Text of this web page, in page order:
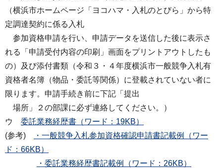
（横浜市ホームページ「ヨコハマ・入札のとびら」から特
定調達契約に係る入札
参加資格申請を行い、申請データを送信した後に表示さ
れる「申請受付内容の印刷」画面をプリントアウトしたも
の）及び添付書類（令和３・４年度横浜市一般競争入札有
資格者名簿（物品・委託等関係）に登載されていない者に
限ります。申請手続き前に下記「提出
場所」２の部課に必ず連絡してください。）
ウ 委託業務経歴書（ワード：19KB）
(参考)
・一般競争入札参加資格確認申請書記載例（ワー
ド：66KB）
・委託業務経歴書記載例（ワード：26KB）